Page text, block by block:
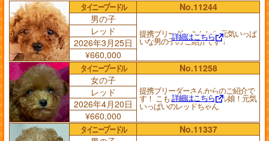
タイニープードル
No.11244
男の子
提携ブリーダーさんから 元気いっぱ
いな男の子の ご紹介です！
詳細はこちら
レッド
2026年3月25日
¥660,000
タイニープードル
No.11258
女の子
提携ブリーダーさんからのご紹介で
す！ こもこ爆毛のパワフル娘！元気
いっぱいのレッドちゃん
詳細はこちら
レッド
2026年4月20日
¥660,000
タイニープードル
No.11337